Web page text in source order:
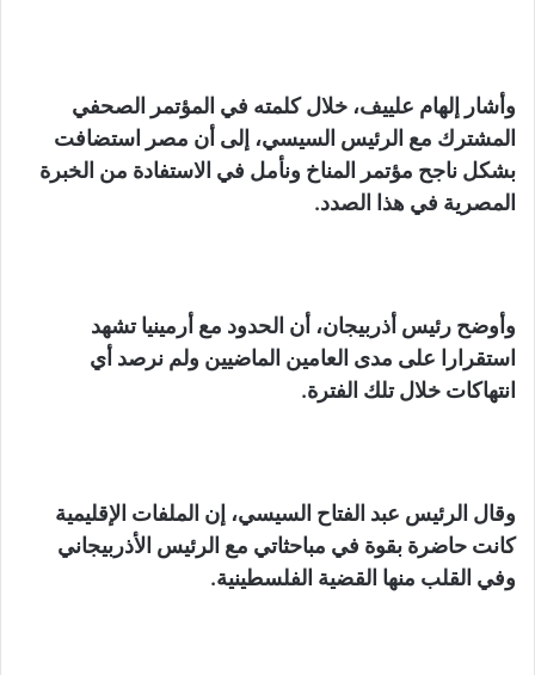
وأشار إلهام علييف، خلال كلمته في المؤتمر الصحفي
المشترك مع الرئيس السيسي، إلى أن مصر استضافت
بشكل ناجح مؤتمر المناخ ونأمل في الاستفادة من الخبرة
المصرية في هذا الصدد.
وأوضح رئيس أذربيجان، أن الحدود مع أرمينيا تشهد
استقرارا على مدى العامين الماضيين ولم نرصد أي
انتهاكات خلال تلك الفترة.
وقال الرئيس عبد الفتاح السيسي، إن الملفات الإقليمية
كانت حاضرة بقوة في مباحثاتي مع الرئيس الأذربيجاني
وفي القلب منها القضية الفلسطينية.